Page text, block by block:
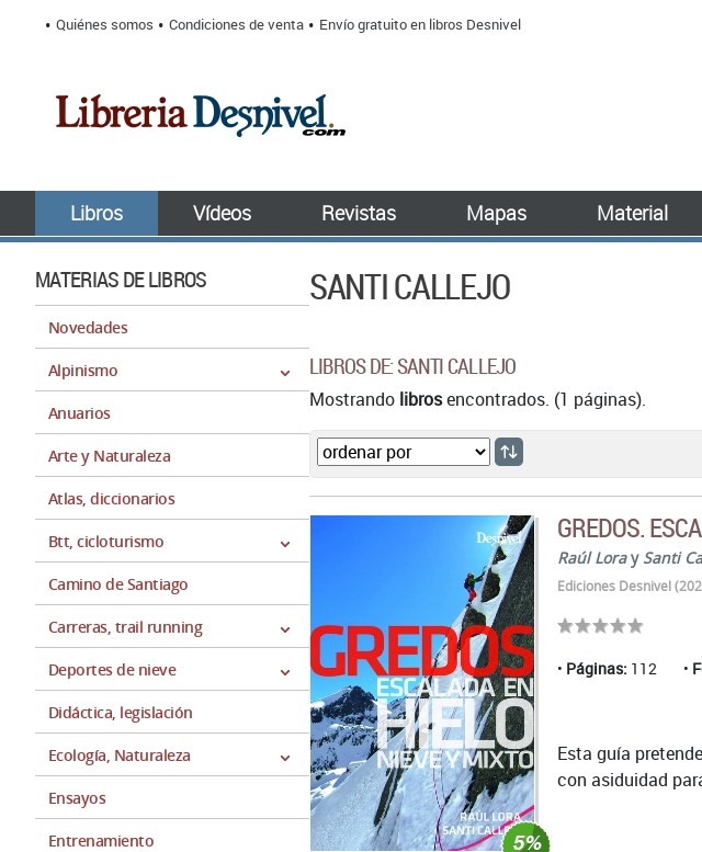
Quiénes somos Condiciones de venta Envío gratuito en libros Desnivel
Libros Vídeos Revistas Mapas Material
MATERIAS DE LIBROS
Novedades
Alpinismo
Anuarios
Arte y Naturaleza
Atlas, diccionarios
Btt, cicloturismo
Camino de Santiago
Carreras, trail running
Deportes de nieve
Didáctica, legislación
Ecología, Naturaleza
Ensayos
Entrenamiento
SANTI CALLEJO
LIBROS DE: SANTI CALLEJO
Mostrando librosencontrados. (1 páginas).
GREDOS.
Raúl Loray Santi
Ediciones Desnivel
Páginas: 112
Esta guía
con asiduidad